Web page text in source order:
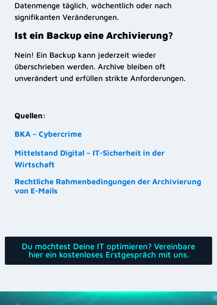
Datenmenge täglich, wöchentlich oder nach
signifikanten Veränderungen.
Ist ein Backup eine Archivierung?
Nein! Ein Backup kann jederzeit wieder
überschrieben werden. Archive bleiben oft
unverändert und erfüllen strikte Anforderungen.
Quellen:
BKA – Cybercrime
Mittelstand Digital – IT-Sicherheit in der
Wirtschaft
Rechtliche Rahmenbedingungen der Archivierung
von E-Mails
Du möchtest Deine IT optimieren? Vereinbare
hier ein kostenloses Erstgespräch mit uns.